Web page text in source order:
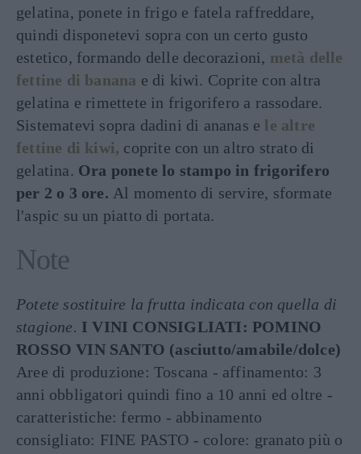
gelatina, ponete in frigo e fatela raffreddare,
quindi disponetevi sopra con un certo gusto
estetico, formando delle decorazioni, metà delle
fettine di banana e di kiwi. Coprite con altra
gelatina e rimettete in frigorifero a rassodare.
Sistematevi sopra dadini di ananas e le altre
fettine di kiwi, coprite con un altro strato di
gelatina. Ora ponete lo stampo in frigorifero
per 2 o 3 ore. Al momento di servire, sformate
l'aspic su un piatto di portata.
Note
Potete sostituire la frutta indicata con quella di
stagione. I VINI CONSIGLIATI: POMINO
ROSSO VIN SANTO (asciutto/amabile/dolce)
Aree di produzione: Toscana - affinamento: 3
anni obbligatori quindi fino a 10 anni ed oltre -
caratteristiche: fermo - abbinamento
consigliato: FINE PASTO - colore: granato più o